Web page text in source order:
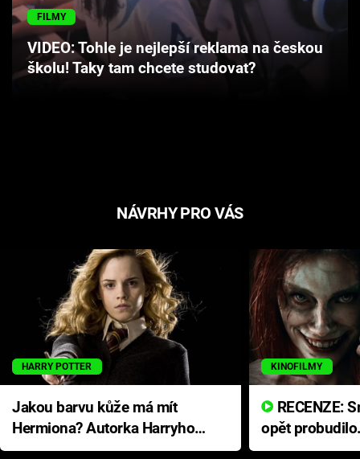
Cool Esport
Pořady
FILMY
VIDEO: Tohle je nejlepší reklama na českou
školu! Taky tam chcete studovat?
NÁVRHY PRO VÁS
HARRY POTTER
Jakou barvu kůže má mít
Hermiona? Autorka Harryho
Pottera přišla s ráznou
KINOFILMY
opět
přichází s